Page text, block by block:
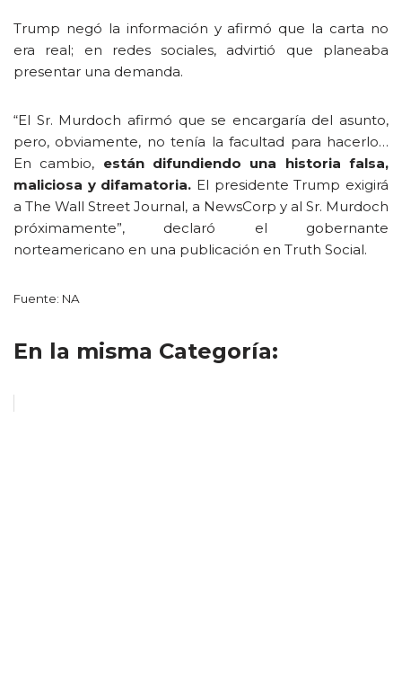
Trump negó la información y afirmó que la carta no
era real; en redes sociales, advirtió que planeaba
presentar una demanda.
“El Sr. Murdoch afirmó que se encargaría del asunto,
pero, obviamente, no tenía la facultad para hacerlo…
En cambio, están difundiendo una historia falsa,
maliciosa y difamatoria. El presidente Trump exigirá
a The Wall Street Journal, a NewsCorp y al Sr. Murdoch
próximamente”, declaró el gobernante
norteamericano en una publicación en Truth Social.
Fuente: NA
En la misma Categoría: